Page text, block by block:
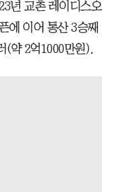
년 교촌 레이디스오
에 이어 통산 3승째
(약 2억1000만원).